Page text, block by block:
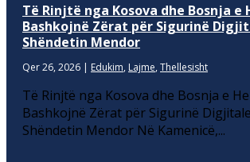
Të Rinjtë nga Kosova dhe Bosnja e
Bashkojnë Zërat për Sigurinë
Shëndetin Mendor
Qer 26, 2026 | Edukim, Lajme, Thellesisht
Të Rinjtë nga Kosova dhe Bosnja e
Bashkojnë Zërat për Sigurinë
Shëndetin Mendor Në Kamenicë,...